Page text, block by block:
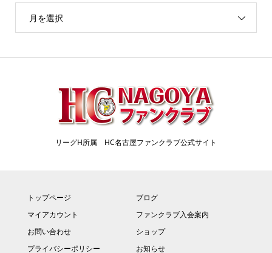
月を選択
リーグH所属 HC名古屋ファンクラブ公式サイト
トップページ
マイアカウント
お問い合わせ
プライバシーポリシー
ブログ
ファンクラブ入会案内
ショップ
お知らせ